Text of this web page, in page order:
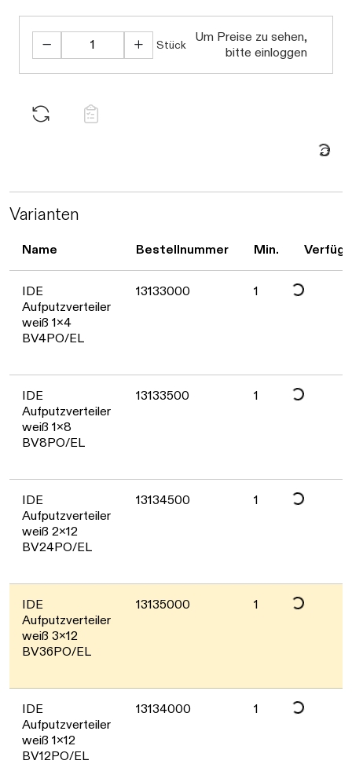
Stück
Um Preise zu sehen,
bitte einloggen
Daten
Varianten
Name Bestellnummer Min.
IDE
Aufputzverteiler
weiß 1x4
BV4PO/EL
13133000 1 Daten werden geladen. Bitte warten...
IDE
Aufputzverteiler
weiß 1x8
BV8PO/EL
13133500 1 Daten werden geladen. Bitte warten...
IDE
Aufputzverteiler
weiß 2x12
BV24PO/EL
13134500 1 Daten werden geladen. Bitte warten...
IDE
Aufputzverteiler
weiß 3x12
BV36PO/EL
13135000 1 Daten werden geladen. Bitte warten...
IDE
Aufputzverteiler
weiß 1x12
BV12PO/EL
13134000 1 Daten werden geladen. Bitte warten...